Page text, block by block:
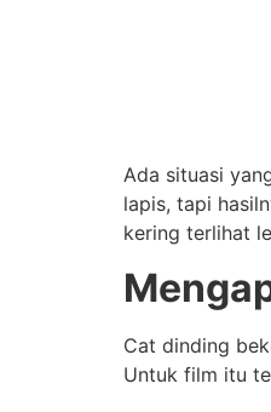
Ada situasi
lapis, tapi
kering terlihat
Cat dinding
Untuk film itu